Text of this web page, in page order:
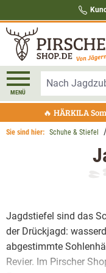
MENÜ
🔥 HÄRKILA
Sie sind hier: Schuhe & Stiefel
Jagdstiefel sind das
der Drückjagd:
abgestimmte
Revier. Im Pirscher